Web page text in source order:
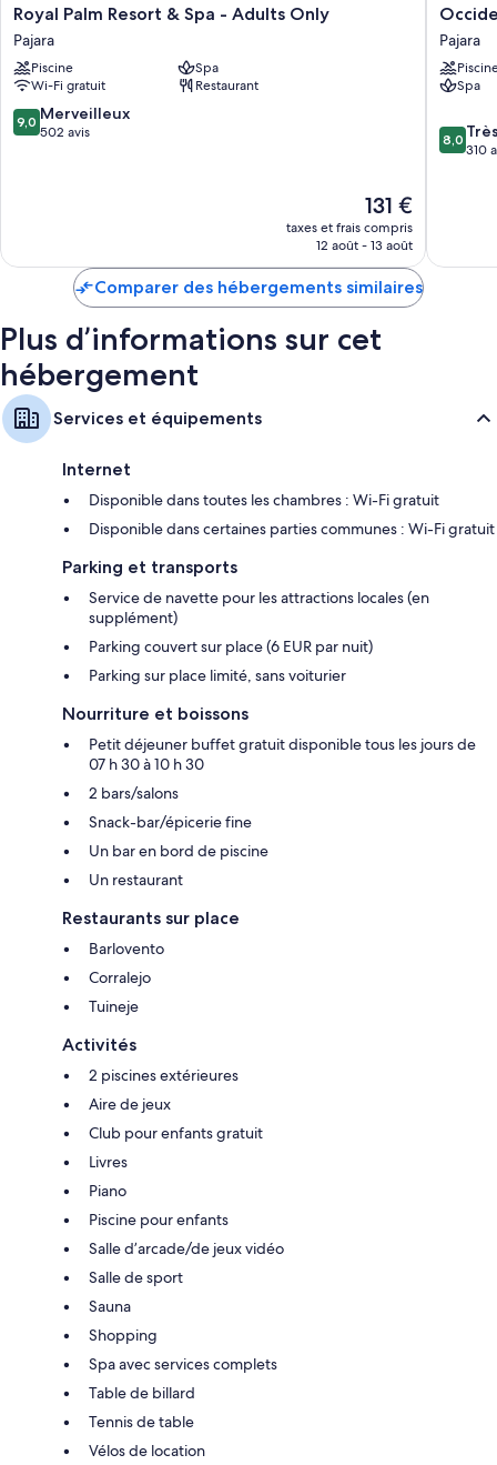
Royal
Palm
Resort
&
Spa
-
Adults
Royal Palm Resort & Spa - Adults Only
Pajara
Piscine
Spa
Wi-Fi gratuit
Restaurant
9.0
sur
9,0 Merveilleux
502 avis
Le
nouveau
prix
de
131 €
taxes et frais compris
12 août - 13 août
Jandía
Mar
-
All
Pajara
Pajara
Spa
8.0
sur
8,0
310
Comparer des hébergements similaires
Plus d’informations sur cet
hébergement
Services et équipements
Internet
Disponible dans toutes les chambres : Wi-Fi gratuit
Disponible dans certaines parties communes : Wi-Fi gratuit
Parking et transports
Service de navette pour les attractions locales (en
supplément)
Parking couvert sur place (6 EUR par nuit)
Parking sur place limité, sans voiturier
Nourriture et boissons
Petit déjeuner buffet gratuit disponible tous les jours de
07 h 30 à 10 h 30
2 bars/salons
Snack-bar/épicerie fine
Un bar en bord de piscine
Un restaurant
Restaurants sur place
Barlovento
Corralejo
Tuineje
Activités
2 piscines extérieures
Aire de jeux
Club pour enfants gratuit
Livres
Piano
Piscine pour enfants
Salle d’arcade/de jeux vidéo
Salle de sport
Sauna
Shopping
Spa avec services complets
Table de billard
Tennis de table
Vélos de location